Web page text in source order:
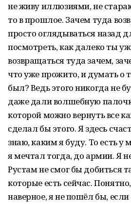
не живу иллюзиями, не
то в прошлое. Зачем туда
просто оглядываться назад
посмотреть, как далеко ты
возвращаться туда зачем,
что уже прожито, и думать о
был? Ведь этого никогда не
даже дали волшебную
которой можно вернуть все
сделал бы этого. Я здесь
знаю, каким я буду. То есть у
я мечтал тогда, до армии. Я
Рустам не смог бы добиться
которые есть сейчас.
наверное, я не пошёл бы,